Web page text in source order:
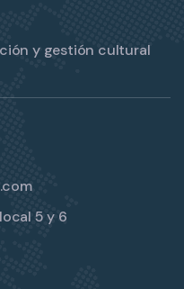
y gestión cultural
5 y 6